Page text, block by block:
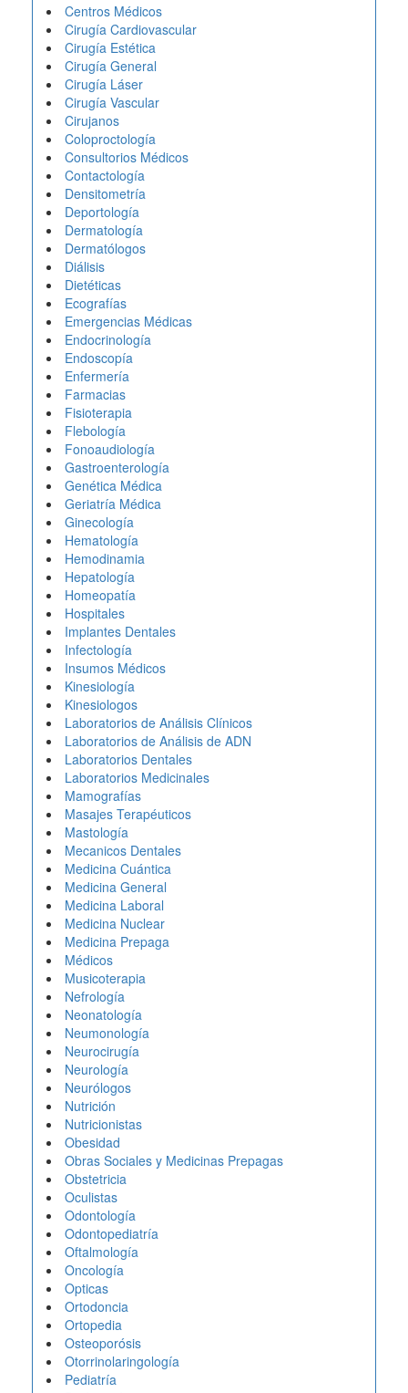
Centros Médicos
Cirugía Cardiovascular
Cirugía Estética
Cirugía General
Cirugía Láser
Cirugía Vascular
Cirujanos
Coloproctología
Consultorios Médicos
Contactología
Densitometría
Deportología
Dermatología
Dermatólogos
Diálisis
Dietéticas
Ecografías
Emergencias Médicas
Endocrinología
Endoscopía
Enfermería
Farmacias
Fisioterapia
Flebología
Fonoaudiología
Gastroenterología
Genética Médica
Geriatría Médica
Ginecología
Hematología
Hemodinamia
Hepatología
Homeopatía
Hospitales
Implantes Dentales
Infectología
Insumos Médicos
Kinesiología
Kinesiologos
Laboratorios de Análisis Clínicos
Laboratorios de Análisis de ADN
Laboratorios Dentales
Laboratorios Medicinales
Mamografías
Masajes Terapéuticos
Mastología
Mecanicos Dentales
Medicina Cuántica
Medicina General
Medicina Laboral
Medicina Nuclear
Medicina Prepaga
Médicos
Musicoterapia
Nefrología
Neonatología
Neumonología
Neurocirugía
Neurología
Neurólogos
Nutrición
Nutricionistas
Obesidad
Obras Sociales y Medicinas Prepagas
Obstetricia
Oculistas
Odontología
Odontopediatría
Oftalmología
Oncología
Opticas
Ortodoncia
Ortopedia
Osteoporósis
Otorrinolaringología
Pediatría